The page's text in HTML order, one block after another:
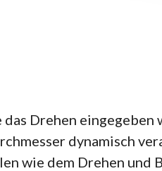
Drehen eingegeben
dynamisch
wie dem Drehen und